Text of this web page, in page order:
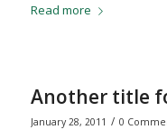
Read more
Another title
January 28, 2011 / 0